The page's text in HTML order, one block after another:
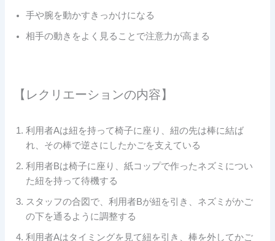
手や腕を動かすきっかけになる
相手の動きをよく見ることで注意力が高まる
【レクリエーションの内容】
利用者Aは紐を持って椅子に座り、紐の先は棒に結ば
れ、その棒で逆さにしたかごを支えている
利用者Bは椅子に座り、紙コップで作ったネズミについ
た紐を持って待機する
スタッフの合図で、利用者Bが紐を引き、ネズミがかご
の下を通るように調整する
利用者Aはタイミングを見て紐を引き、棒を外してかご